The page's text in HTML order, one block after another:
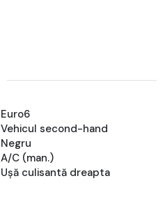
Euro6
Vehicul second-hand
Negru
A/C (man.)
Ușă culisantă dreapta